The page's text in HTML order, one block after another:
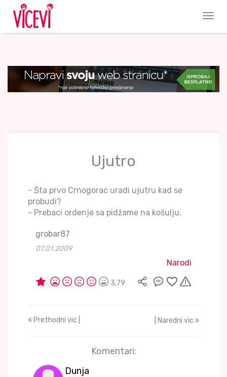
Ujutro
- Šta prvo Crnogorac uradi ujutru kad se
probudi?
- Prebaci ordenje sa pidžame na košulju.
grobar87
07.01.2009
Narodi
3,79
Prethodni vic | | Naredni vic
Komentari:
Dunja